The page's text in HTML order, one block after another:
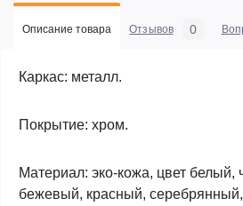
Описание товара Отзывов 0
Каркас: металл.
Покрытие: хром.
Материал: эко-кожа, цвет белый,
бежевый, красный,